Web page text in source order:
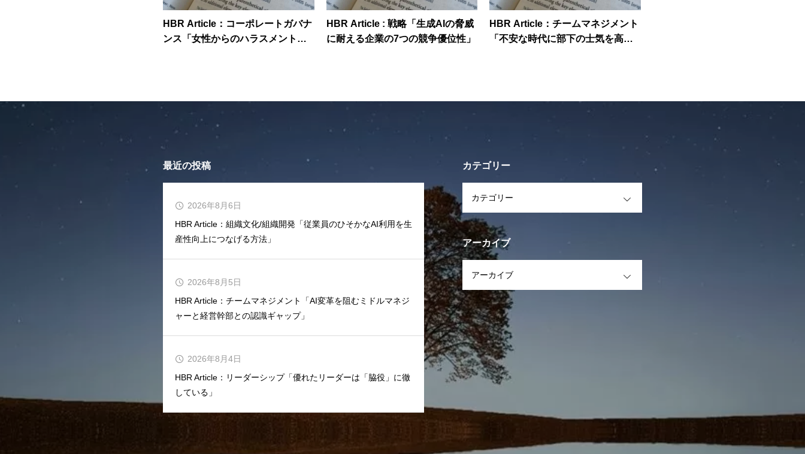
HBR Article：コーポレートガバナ
ンス「女性からのハラスメント告
HBR Article : 戦略「生成AIの脅威
に耐える企業の7つの競争優位性」
HBR Article：チームマネジメント
「不安な時代に部下の士気を高め
最近の投稿
HBR Article：組織文化/組織開発「従業員のひそかなAI利用を生
産性向上につなげる方法」
2026年8月6日
HBR Article：チームマネジメント「AI変革を阻むミドルマネジ
ャーと経営幹部との認識ギャップ」
2026年8月5日
HBR Article：リーダーシップ「優れたリーダーは「脇役」に徹
している」
2026年8月4日
カテゴリー
アーカイブ